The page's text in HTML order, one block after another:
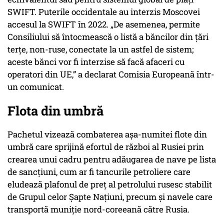
SWIFT. Puterile occidentale au interzis Moscovei
accesul la SWIFT în 2022. „De asemenea, permite
Consiliului să întocmească o listă a băncilor din țări
terțe, non-ruse, conectate la un astfel de sistem;
aceste bănci vor fi interzise să facă afaceri cu
operatori din UE,” a declarat Comisia Europeană într-
un comunicat.
Flota din umbră
Pachetul vizează combaterea așa-numitei flote din
umbră care sprijină efortul de război al Rusiei prin
crearea unui cadru pentru adăugarea de nave pe lista
de sancțiuni, cum ar fi tancurile petroliere care
eludează plafonul de preț al petrolului rusesc stabilit
de Grupul celor Șapte Națiuni, precum și navele care
transportă muniție nord-coreeană către Rusia.